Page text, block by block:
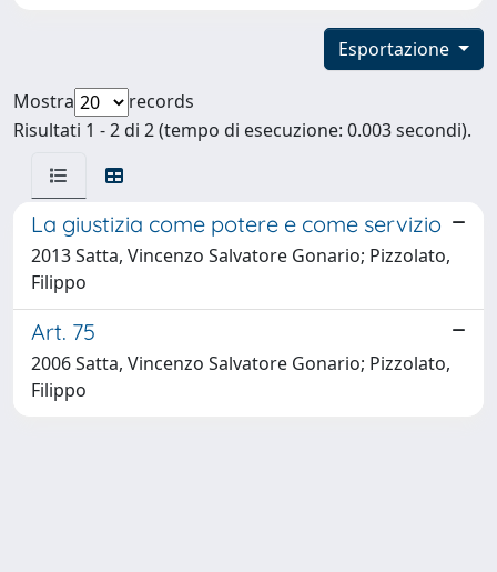
Esportazione
Mostra
records
Risultati 1 - 2 di 2 (tempo di esecuzione: 0.003 secondi).
La giustizia come potere e come servizio
2013 Satta, Vincenzo Salvatore Gonario; Pizzolato,
Filippo
Art. 75
2006 Satta, Vincenzo Salvatore Gonario; Pizzolato,
Filippo